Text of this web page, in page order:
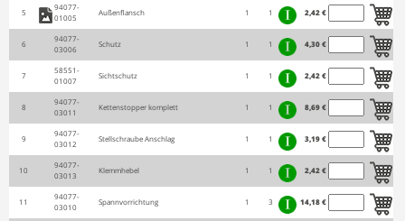
5
94077-
01005
Außenflansch 1 1 2,42 €
6
94077-
03006
Schutz 1 1 4,30 €
7
58551-
01007
Sichtschutz 1 1 2,42 €
8
94077-
03011
Kettenstopper komplett 1 1 8,69 €
9
94077-
03012
Stellschraube Anschlag 1 1 3,19 €
10
94077-
03013
Klemmhebel 1 1 2,42 €
11
94077-
03010
Spannvorrichtung 1 3 14,18 €